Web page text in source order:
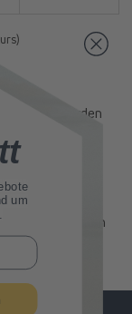
werden
vor Abschluss
außerhalb
Steuern bzw.
Bitte
lokalen
um